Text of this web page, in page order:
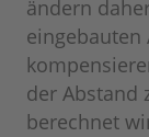
ändern
eingebauten
der Abstand
berechnet